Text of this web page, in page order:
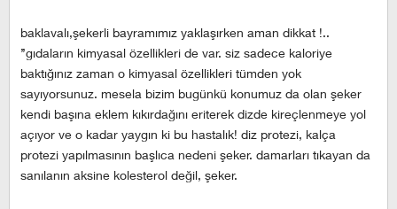
baklavalı,şekerli bayramımız yaklaşırken aman dikkat !..
’’gıdaların kimyasal özellikleri de var. siz sadece kaloriye
baktığınız zaman o kimyasal özellikleri tümden yok
sayıyorsunuz. mesela bizim bugünkü konumuz da olan şeker
kendi başına eklem kıkırdağını eriterek dizde kireçlenmeye yol
açıyor ve o kadar yaygın ki bu hastalık! diz protezi, kalça
protezi yapılmasının başlıca nedeni şeker. damarları tıkayan da
sanılanın aksine kolesterol değil, şeker.